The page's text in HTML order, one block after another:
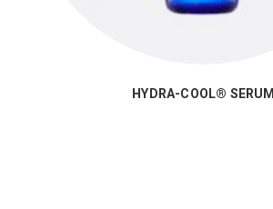
HYDRA-COOL® SERUM